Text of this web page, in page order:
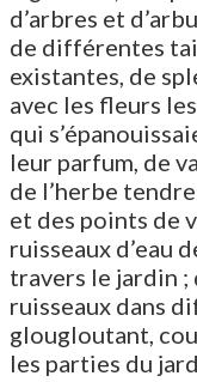
d’arbres et
de différentes
existantes, de
avec les fleurs
qui
leur parfum, de
de l’herbe
et des points de
ruisseaux d’eau
travers le jardin ;
ruisseaux dans
glougloutant,
les parties du